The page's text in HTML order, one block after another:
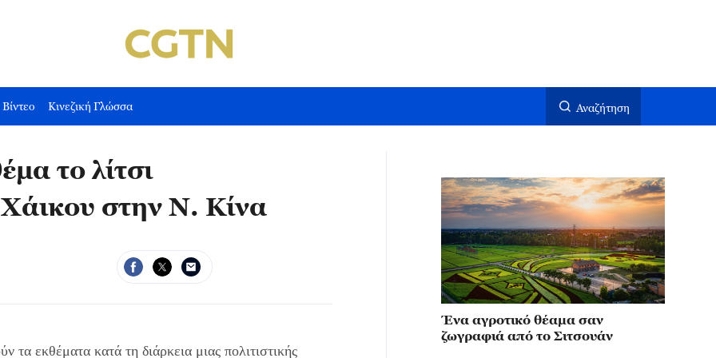
Βίντεο Κινεζική Γλώσσα Αναζήτηση
το λίτσι
στην Ν. Κίνα
τα εκθέματα κατά τη διάρκεια μιας πολιτιστικής
Ένα αγροτικό θέαμα σαν
ζωγραφιά από το Σιτσουάν